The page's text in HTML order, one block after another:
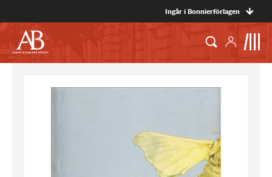
Ingår i Bonnierförlagen